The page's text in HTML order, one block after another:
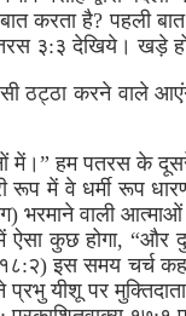
करता है? पहली
३:३ देखिये। खड़े
ठट्ठा करने वाले
हम पतरस के
में वे धर्मी रूप
वाली
कुछ होगा, “और
इस समय चर्च
यीशू पर